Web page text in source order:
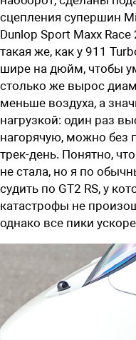
сцепления супершин
Dunlop Sport Maxx
такая же, как у 911
шире на дюйм, чтобы
столько же вырос
меньше воздуха, а
нагрузкой: один раз
нагорячую, можно без
трек-день. Понятно,
не стала, но я по
судить по GT2 RS, у
катастрофы не
однако все пики